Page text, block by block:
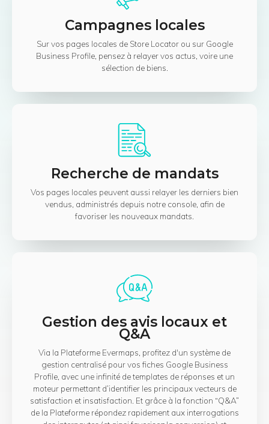
Campagnes locales
Sur vos pages locales de Store Locator ou sur Google
Business Profile, pensez à relayer vos actus, voire une
sélection de biens.
Recherche de mandats
Vos pages locales peuvent aussi relayer les derniers bien
vendus, administrés depuis notre console, afin de
favoriser les nouveaux mandats.
Gestion des avis locaux et
Q&A
Via la Plateforme Evermaps, profitez d'un système de
gestion centralisé pour vos fiches Google Business
Profile, avec une infinité de templates de réponses et un
moteur permettant d’identifier les principaux vecteurs de
satisfaction et insatisfaction. Et grâce à la fonction “Q&A”
de la Plateforme répondez rapidement aux interrogations